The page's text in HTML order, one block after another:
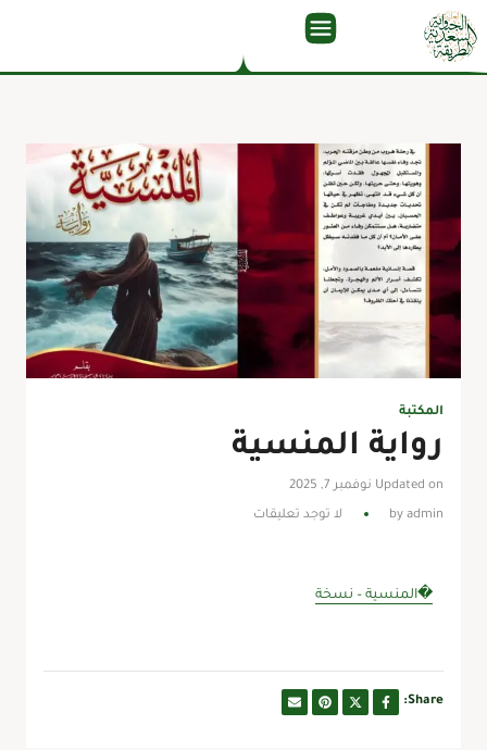
المكتبة
رواية المنسية
Updated on نوفمبر 7, 2025
by admin لا توجد تعليقات
�المنسية – نسخة
Share: